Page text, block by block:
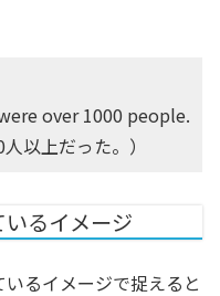
over 1000 people.
以上だった。）
るイメージ
るイメージで捉えると